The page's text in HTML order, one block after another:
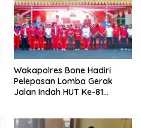
Wakapolres Bone Hadiri
Pelepasan Lomba Gerak
Jalan Indah HUT Ke-81